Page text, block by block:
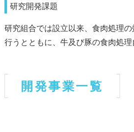
研究開発課題
研究組合では設立以来、食肉処理
行うとともに、牛及び豚の食肉処
開発事業一覧